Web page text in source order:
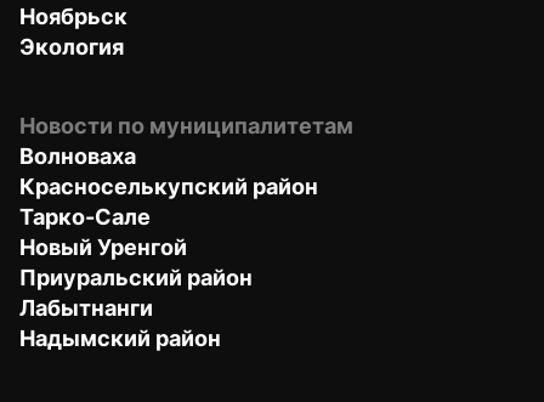
Ноябрьск
Экология
Новости по муниципалитетам
Волноваха
Красноселькупский район
Тарко-Сале
Новый Уренгой
Приуральский район
Лабытнанги
Надымский район